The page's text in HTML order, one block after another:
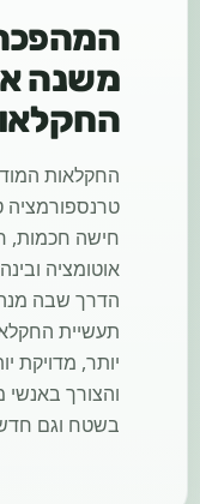
משנה
החקלאות
טרנספורמציה
חישה חכמות,
אוטומציה
הדרך שבה
תעשיית
יותר, מדויקת
והצורך באנשי
בשטח וגם